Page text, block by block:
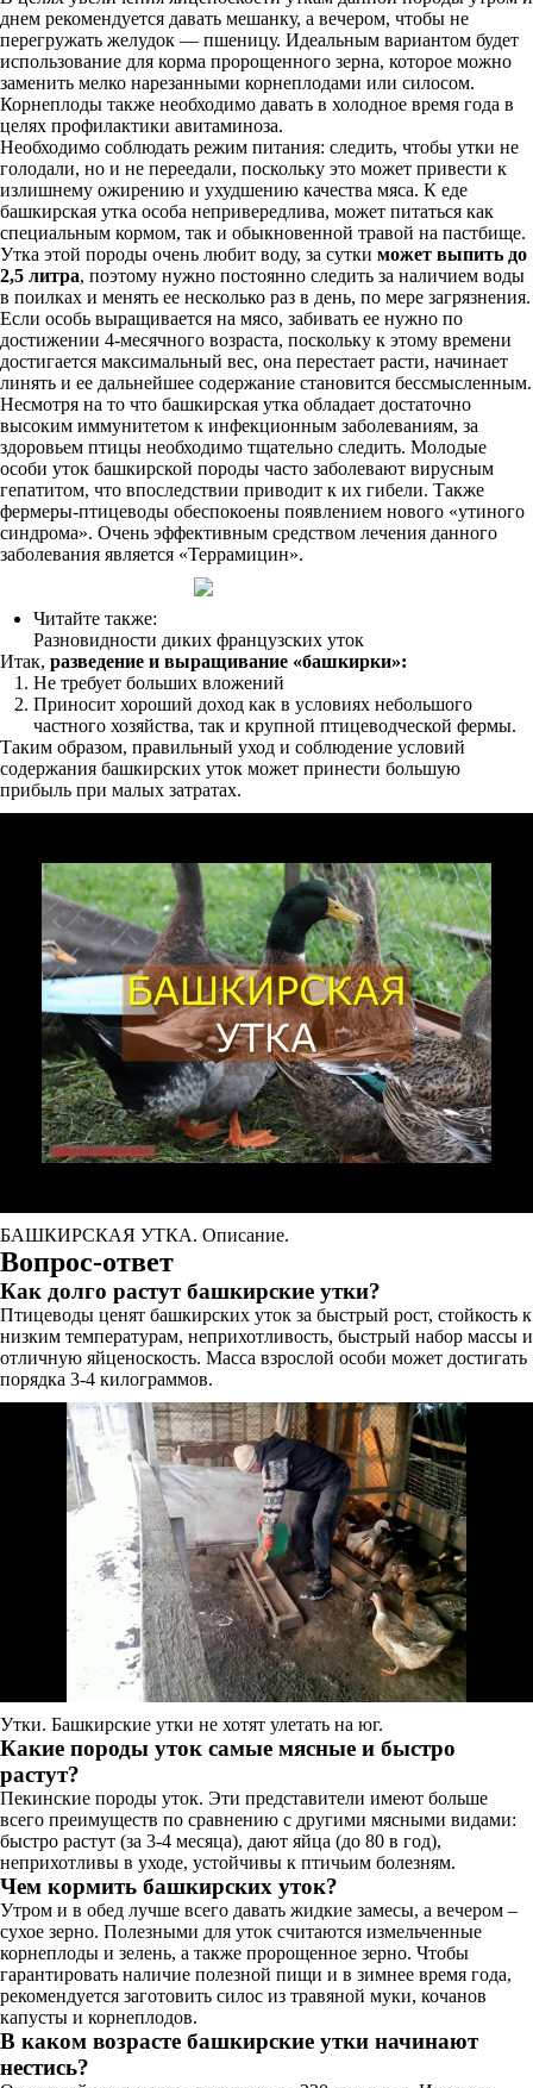
днем рекомендуется давать мешанку, а вечером, чтобы не
перегружать желудок — пшеницу. Идеальным вариантом будет
использование для корма пророщенного зерна, которое можно
заменить мелко нарезанными корнеплодами или силосом.
Корнеплоды также необходимо давать в холодное время года в
целях профилактики авитаминоза.
Необходимо соблюдать режим питания: следить, чтобы утки не
голодали, но и не переедали, поскольку это может привести к
излишнему ожирению и ухудшению качества мяса. К еде
башкирская утка особа непривередлива, может питаться как
специальным кормом, так и обыкновенной травой на пастбище.
Утка этой породы очень любит воду, за сутки может выпить до
2,5 литра, поэтому нужно постоянно следить за наличием воды
в поилках и менять ее несколько раз в день, по мере загрязнения.
Если особь выращивается на мясо, забивать ее нужно по
достижении 4-месячного возраста, поскольку к этому времени
достигается максимальный вес, она перестает расти, начинает
линять и ее дальнейшее содержание становится бессмысленным.
Несмотря на то что башкирская утка обладает достаточно
высоким иммунитетом к инфекционным заболеваниям, за
здоровьем птицы необходимо тщательно следить. Молодые
особи уток башкирской породы часто заболевают вирусным
гепатитом, что впоследствии приводит к их гибели. Также
фермеры-птицеводы обеспокоены появлением нового «утиного
синдрома». Очень эффективным средством лечения данного
заболевания является «Террамицин».
Читайте также:
Разновидности диких французских уток
Итак, разведение и выращивание «башкирки»:
Не требует больших вложений
Приносит хороший доход как в условиях небольшого
частного хозяйства, так и крупной птицеводческой фермы.
Таким образом, правильный уход и соблюдение условий
содержания башкирских уток может принести большую
прибыль при малых затратах.
БАШКИРСКАЯ УТКА. Описание.
Вопрос-ответ
Как долго растут башкирские утки?
Птицеводы ценят башкирских уток за быстрый рост, стойкость к
низким температурам, неприхотливость, быстрый набор массы и
отличную яйценоскость. Масса взрослой особи может достигать
порядка 3-4 килограммов.
Утки. Башкирские утки не хотят улетать на юг.
Какие породы уток самые мясные и быстро
растут?
Пекинские породы уток. Эти представители имеют больше
всего преимуществ по сравнению с другими мясными видами:
быстро растут (за 3-4 месяца), дают яйца (до 80 в год),
неприхотливы в уходе, устойчивы к птичьим болезням.
Чем кормить башкирских уток?
Утром и в обед лучше всего давать жидкие замесы, а вечером –
сухое зерно. Полезными для уток считаются измельченные
корнеплоды и зелень, а также пророщенное зерно. Чтобы
гарантировать наличие полезной пищи и в зимнее время года,
рекомендуется заготовить силос из травяной муки, кочанов
капусты и корнеплодов.
В каком возрасте башкирские утки начинают
нестись?